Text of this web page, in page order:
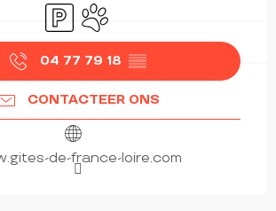
Parkeerplaats
Dieren toegelaten
04 77 79 18 ▒▒
CONTACTEER ONS
de-france-loire.com